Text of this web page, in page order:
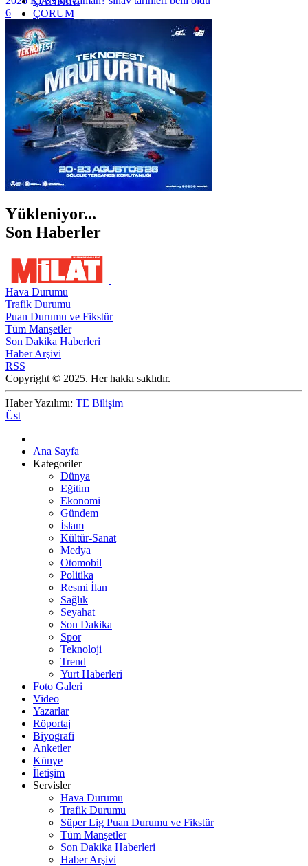
ÇORUM
İSTANBUL
İZMİR
ŞANLIURFA
ŞIRNAK
6
Yükleniyor...
Son Haberler
Hava Durumu
Trafik Durumu
Puan Durumu ve Fikstür
Tüm Manşetler
Son Dakika Haberleri
Haber Arşivi
RSS
Copyright © 2025. Her hakkı saklıdır.
Haber Yazılımı: TE Bilişim
Üst
Ana Sayfa
Kategoriler
Dünya
Eğitim
Ekonomi
Gündem
İslam
Kültür-Sanat
Medya
Otomobil
Politika
Resmi İlan
Sağlık
Seyahat
Son Dakika
Spor
Teknoloji
Trend
Yurt Haberleri
Foto Galeri
Video
Yazarlar
Röportaj
Biyografi
Anketler
Künye
İletişim
Servisler
Hava Durumu
Trafik Durumu
Süper Lig Puan Durumu ve Fikstür
Tüm Manşetler
Son Dakika Haberleri
Haber Arşivi